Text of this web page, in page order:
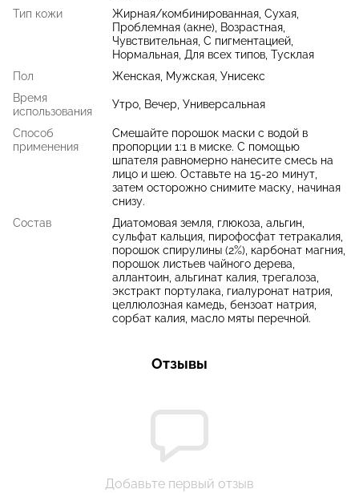
Тип кожи
Жирная/комбинированная, Сухая,
Проблемная (акне), Возрастная,
Чувствительная, С пигментацией,
Нормальная, Для всех типов, Тусклая
Пол
Женская, Мужская, Унисекс
Время
использования
Утро, Вечер, Универсальная
Способ
применения
Смешайте порошок маски с водой в
пропорции 1:1 в миске. С помощью
шпателя равномерно нанесите смесь на
лицо и шею. Оставьте на 15-20 минут,
затем осторожно снимите маску, начиная
снизу.
Состав
Диатомовая земля, глюкоза, альгин,
сульфат кальция, пирофосфат тетракалия,
порошок спирулины (2%), карбонат магния,
порошок листьев чайного дерева,
аллантоин, альгинат калия, трегалоза,
экстракт портулака, гиалуронат натрия,
целлюлозная камедь, бензоат натрия,
сорбат калия, масло мяты перечной.
Отзывы
Добавьте первый отзыв